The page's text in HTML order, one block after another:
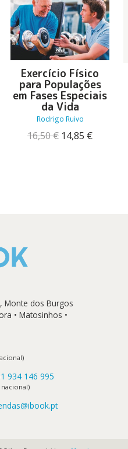
Exercício Físico
para Populações
em Fases Especiais
da Vida
Rodrigo Ruivo
16,50€ O
14,85 €O
Monte dos Burgos
• Matosinhos •
934 146 995